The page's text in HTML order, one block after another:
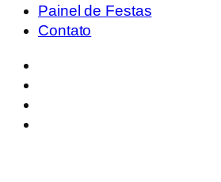
Painel de Festas
Contato